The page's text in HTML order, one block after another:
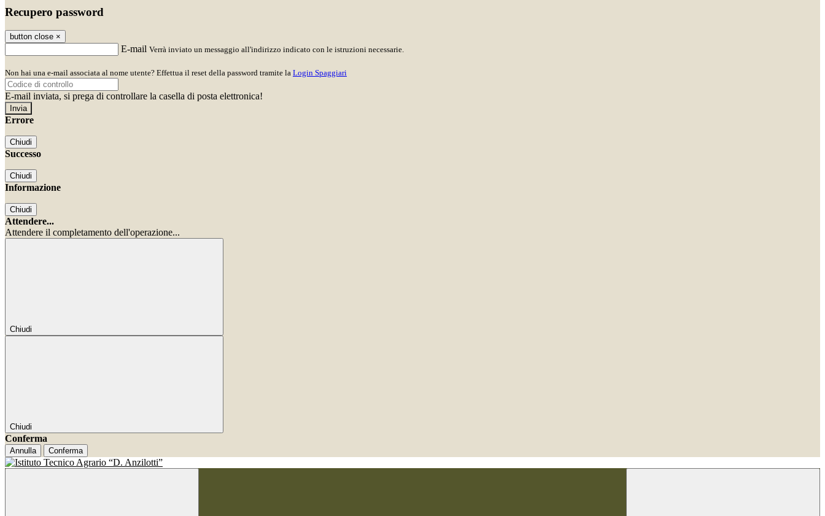
Recupero password
button close ×
E-mail Verrà inviato un messaggio all'indirizzo indicato con le istruzioni necessarie.
Non hai una e-mail associata al nome utente? Effettua il reset della password tramite la Login Spaggiari
E-mail inviata, si prega di controllare la casella di posta elettronica!
Errore
Chiudi
Successo
Chiudi
Informazione
Chiudi
Attendere...
Attendere il completamento dell'operazione...
Chiudi
Chiudi
Conferma
Annulla Conferma